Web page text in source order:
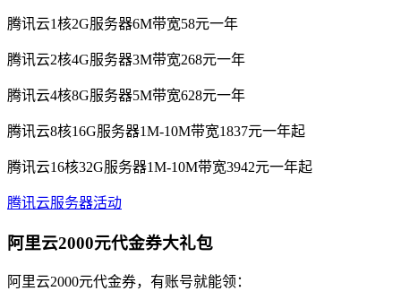
腾讯云1核2G服务器6M带宽58元一年
腾讯云2核4G服务器3M带宽268元一年
腾讯云4核8G服务器5M带宽628元一年
腾讯云8核16G服务器1M-10M带宽1837元一年起
腾讯云16核32G服务器1M-10M带宽3942元一年起
腾讯云服务器活动
阿里云2000元代金券大礼包
阿里云2000元代金券，有账号就能领：